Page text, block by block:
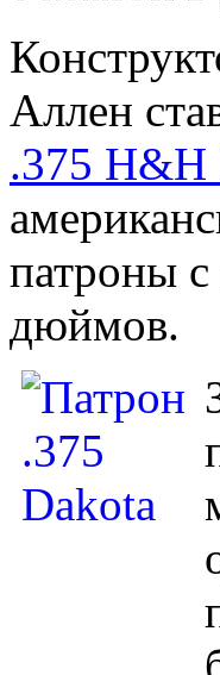
Аллен
.375 Н&Н
патроны
дюймов.